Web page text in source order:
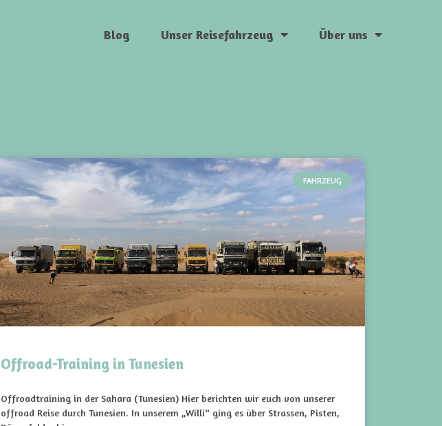
Blog Unser Reisefahrzeug Über uns
FAHRZEUG
Offroad-Training in Tunesien
Offroadtraining in der Sahara (Tunesien) Hier berichten wir euch von unserer
offroad Reise durch Tunesien. In unserem „Willi“ ging es über Strassen, Pisten,